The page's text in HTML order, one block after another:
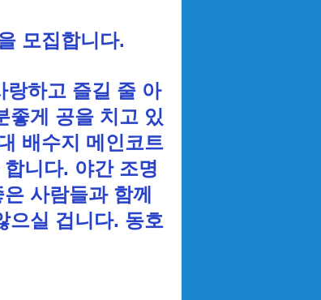
모집합니다.
랑하고 즐길 줄 아
좋게 공을 치고 있
배수지 메인코트
니다. 야간 조명
사람들과 함께
으실 겁니다. 동호